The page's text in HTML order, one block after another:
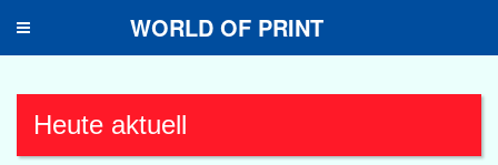
Toggle
WORLD OF PRINT
Heute aktuell